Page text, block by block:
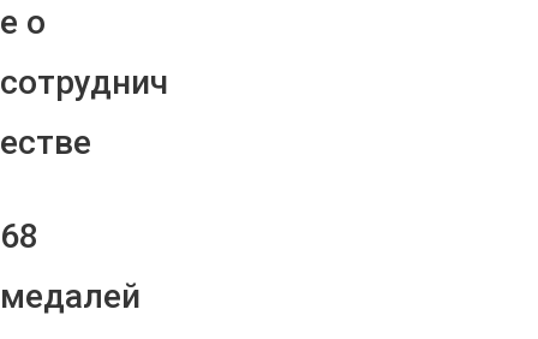
е о
сотруднич
естве
68
медалей